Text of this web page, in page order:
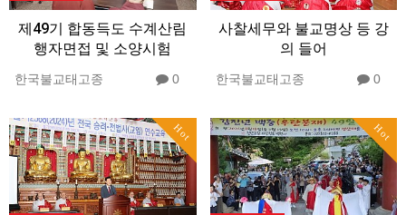
제49기 합동득도 수계산림
행자면접 및 소양시험
한국불교태고종 0
사찰세무와 불교명상 등 강
의 들어
한국불교태고종 0
Hot Hot